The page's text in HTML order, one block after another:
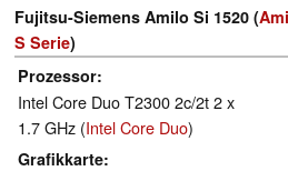
Fujitsu-Siemens Amilo Si 1520 (
S Serie)
Prozessor
Intel Core Duo T2300 2c/2t 2 x
1.7 GHz (Intel Core Duo)
Grafikkarte